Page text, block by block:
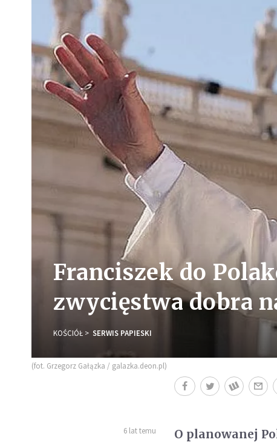
Franciszek do
zwycięstwa dobra
KOŚCIÓŁ SERWIS PAPIESKI
(fot. Grzegorz Gałązka / galazka.deon.pl)
6 lat temu
O planowanej